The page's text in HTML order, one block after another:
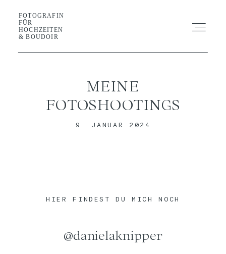
FOTOGRAFIN
FÜR
HOCHZEITEN
& BOUDOIR
FOTOGRAFIN FÜR HOCHZEITEN &
BOUDOIR
MEINE
FOTOSHOOTINGS
9. JANUAR 2024
HIER FINDEST DU MICH NOCH
@danielaknipper
Schau auf Insta vorbei